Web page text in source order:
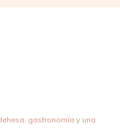
gastronomía y una